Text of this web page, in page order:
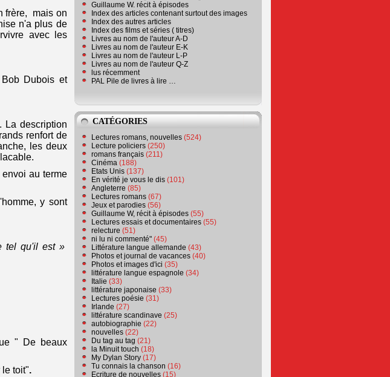
frère, mais on
n'a plus de
avec les
Dubois et
La description
renfort de
les deux
au terme
y sont
tel qu'il est »
" De beaux
le toit".
Guillaume W. récit à épisodes
Index des articles contenant surtout des images
Index des autres articles
Index des films et séries ( titres)
Livres au nom de l'auteur A-D
Livres au nom de l'auteur E-K
Livres au nom de l'auteur L-P
Livres au nom de l'auteur Q-Z
lus récemment
PAL Pile de livres à lire …
CATÉGORIES
Lectures romans, nouvelles (524)
Lecture policiers (250)
romans français (211)
Cinéma (188)
Etats Unis (137)
En vérité je vous le dis (101)
Angleterre (85)
Lectures romans (67)
Jeux et parodies (56)
Guillaume W, récit à épisodes (55)
Lectures essais et documentaires (55)
relecture (51)
ni lu ni commenté" (45)
Littérature langue allemande (43)
Photos et journal de vacances (40)
Photos et images d'ici (35)
littérature langue espagnole (34)
Italie (33)
littérature japonaise (33)
Lectures poésie (31)
Irlande (27)
littérature scandinave (25)
autobiographie (22)
nouvelles (22)
Du tag au tag (21)
la Minuit touch (18)
My Dylan Story (17)
Tu connais la chanson (16)
Ecriture de nouvelles (15)